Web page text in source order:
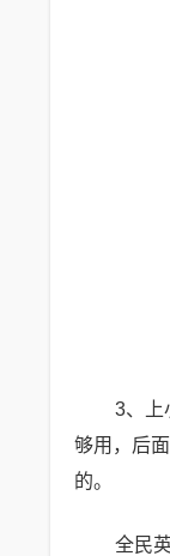
3、上
够用，后
的。
全民